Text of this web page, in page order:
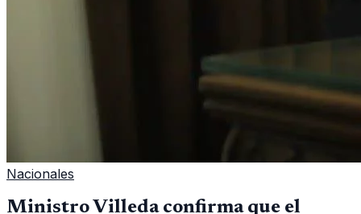
Nacionales
Ministro Villeda confirma que el